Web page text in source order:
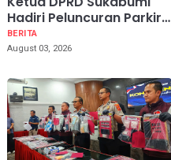
Hadiri Peluncuran Parkir
Wisata SOMEAH di Pantai
IP
BERITA
August 03, 2026